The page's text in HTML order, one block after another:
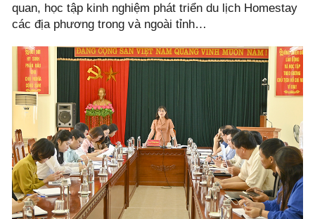
quan, học tập kinh nghiệm phát triển du lịch Homestay
các địa phương trong và ngoài tỉnh…